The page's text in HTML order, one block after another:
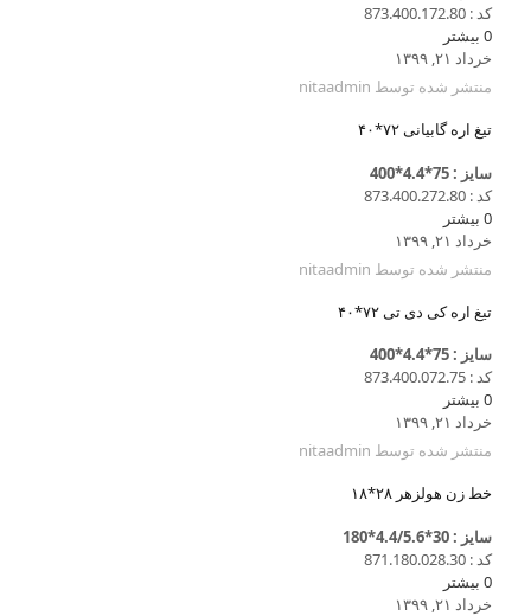
کد : 873.400.172.80
0 بیشتر
خرداد ۲۱, ۱۳۹۹
منتشر شده توسط nitaadmin
تیغ اره گابیانی ۷۲*۴۰
سایز : 75*4.4*400
کد : 873.400.272.80
0 بیشتر
خرداد ۲۱, ۱۳۹۹
منتشر شده توسط nitaadmin
تیغ اره کی دی تی ۷۲*۴۰
سایز : 75*4.4*400
کد : 873.400.072.75
0 بیشتر
خرداد ۲۱, ۱۳۹۹
منتشر شده توسط nitaadmin
خط زن هولزهر ۲۸*۱۸
سایز : 30*4.4/5.6*180
کد : 871.180.028.30
0 بیشتر
خرداد ۲۱, ۱۳۹۹